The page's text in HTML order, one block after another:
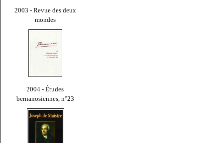
2003 - Revue des deux
mondes
2004 - Études
bernanosiennes, n°23